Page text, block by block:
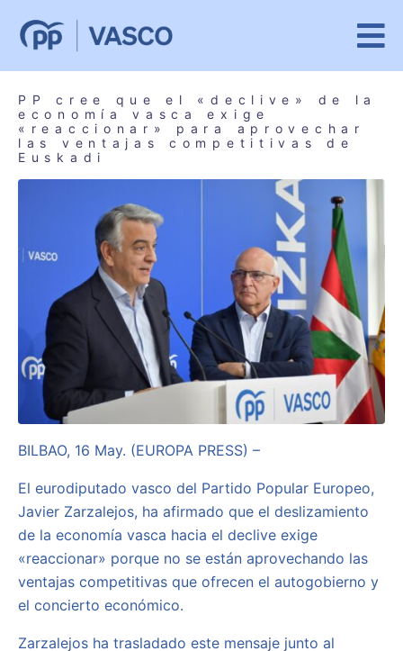
PP cree que el «declive» de la
economía vasca exige
«reaccionar» para aprovechar
las ventajas competitivas de
Euskadi
BILBAO, 16 May. (EUROPA PRESS) –
El eurodiputado vasco del Partido Popular Europeo,
Javier Zarzalejos, ha afirmado que el deslizamiento
de la economía vasca hacia el declive exige
«reaccionar» porque no se están aprovechando las
ventajas competitivas que ofrecen el autogobierno y
el concierto económico.
Zarzalejos ha trasladado este mensaje junto al